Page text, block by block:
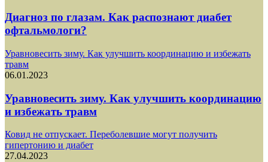
Диагноз по глазам. Как распознают диабет
офтальмологи?
Уравновесить зиму. Как улучшить координацию и избежать
травм
06.01.2023
Уравновесить зиму. Как улучшить координацию
и избежать травм
Ковид не отпускает. Переболевшие могут получить
гипертонию и диабет
27.04.2023